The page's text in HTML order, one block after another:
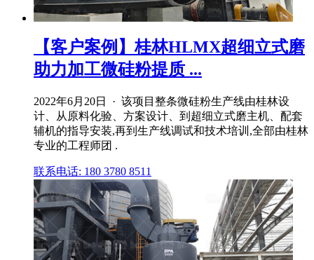
【客户案例】桂林HLMX超细立式磨
助力加工微硅粉提质 ...
2022年6月20日 · 该项目整条微硅粉生产线由桂林设
计、从原料化验、方案设计、到超细立式磨主机、配套
辅机的指导安装,再到生产线调试和技术培训,全部由桂林
专业的工程师团 .
联系电话: 180 3780 8511